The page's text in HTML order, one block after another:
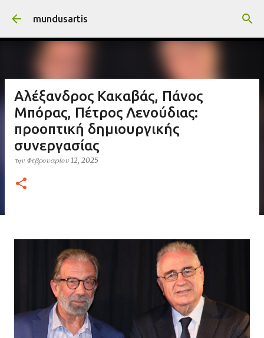
Μετάβαση στο κύριο περιεχόμενο
mundusartis
Αλέξανδρος Κακαβάς, Πάνος
Μπόρας, Πέτρος Λενούδιας:
προοπτική δημιουργικής
συνεργασίας
την Φεβρουαρίου 12, 2025